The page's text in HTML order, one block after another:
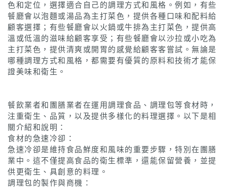
色和定位，選擇適合自己的調理方式和風格。例如，有些
餐廳會以泡麵或湯品為主打菜色，提供各種口味和配料給
顧客選擇；有些餐廳會以火鍋或牛排為主打菜色，提供高
溫或低溫的滋味給顧客享受；有些餐廳會以沙拉或小吃為
主打菜色，提供清爽或開胃的感覺給顧客客嘗試。無論是
哪種調理方式和風格，都需要有優質的原料和技術才能保
證美味和衛生。
餐飲業者和團膳業者在運用調理食品、調理包等食材時，
注重衛生、品質，以及提供多樣化的料理選擇。以下是相
關介紹和說明：
食材的急速冷卻：
急速冷卻是維持食品鮮度和風味的重要步驟，特別在團膳
業中。這不僅提高食品的衛生標準，還能保留營養，並提
供更衛生、具創意的料理。
調理包的製作與商機：